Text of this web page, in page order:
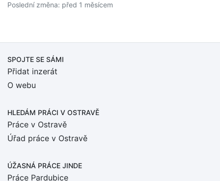
Poslední změna: před 1 měsícem
SPOJTE SE SÁMI
Přidat inzerát
O webu
HLEDÁM PRÁCI V OSTRAVĚ
Práce v Ostravě
Úřad práce v Ostravě
ÚŽASNÁ PRÁCE JINDE
Práce Pardubice